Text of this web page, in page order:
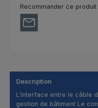
Recommander ce produit
Description
L'interface entre le câble
gestion de bâtiment Le